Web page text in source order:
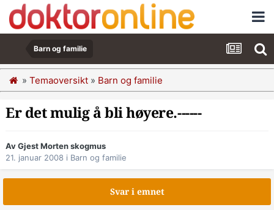
Barn og familie
» Temaoversikt » Barn og familie
Er det mulig å bli høyere.------
Av Gjest Morten skogmus
21. januar 2008 i Barn og familie
Svar i emnet